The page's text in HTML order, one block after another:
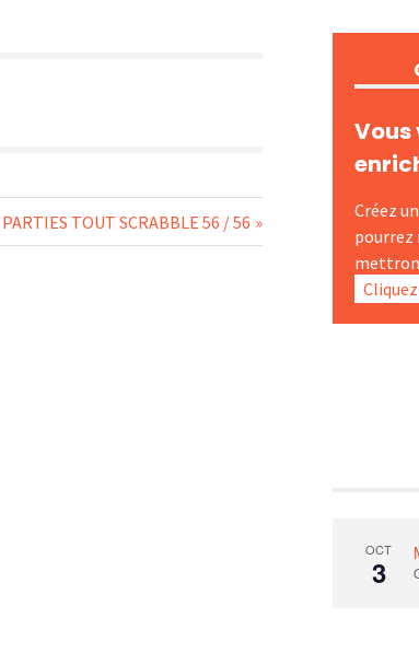
Next
Post:
PARTIES TOUT SCRABBLE 56 / 56
Vous
Créez
pourrez
OCT
3